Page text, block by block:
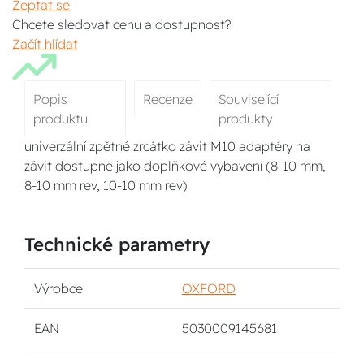
Zeptat se
Chcete sledovat cenu a dostupnost?
Začít hlídat
Popis
produktu
Recenze
Související
produkty
univerzální zpětné zrcátko závit M10 adaptéry na
závit dostupné jako doplňkové vybavení (8-10 mm,
8-10 mm rev, 10-10 mm rev)
Technické parametry
Výrobce OXFORD
EAN 5030009145681